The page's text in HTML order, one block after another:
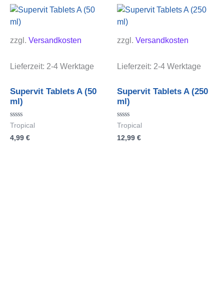
zzgl. Versandkosten
Lieferzeit: 2-4 Werktage
Supervit Tablets A (50
ml)
Bewertet
0
Tropical
4,99 €
zzgl. Versandkosten
Lieferzeit: 2-4 Werktage
Supervit Tablets A (250
ml)
Bewertet
0
Tropical
12,99 €